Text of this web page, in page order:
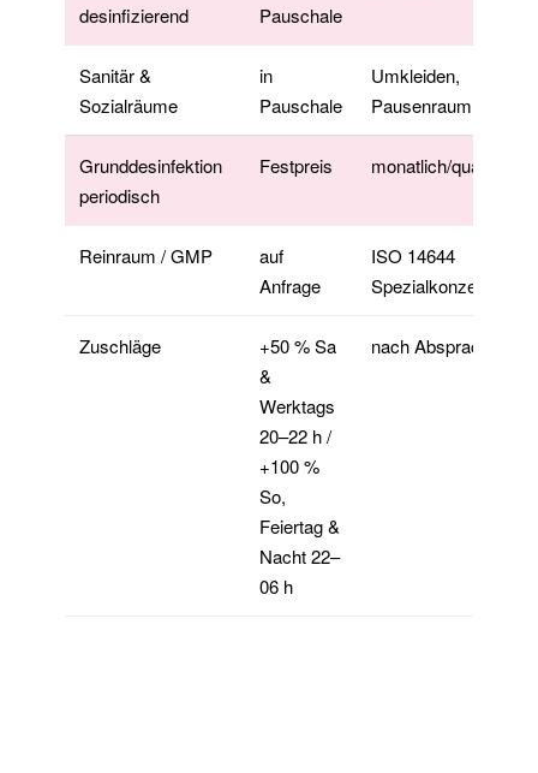
desinfizierend
Pauschale
Sanitär &
Sozialräume
in
Pauschale
Umkleiden,
Pausenraum
Grunddesinfektion
periodisch
Festpreis monatlich/
Reinraum / GMP
auf
Anfrage
ISO 14644
Spezialkonzept
Zuschläge
+50 % Sa
&
Werktags
20–22 h /
+100 %
So,
Feiertag &
Nacht 22–
06 h
nach Absprache